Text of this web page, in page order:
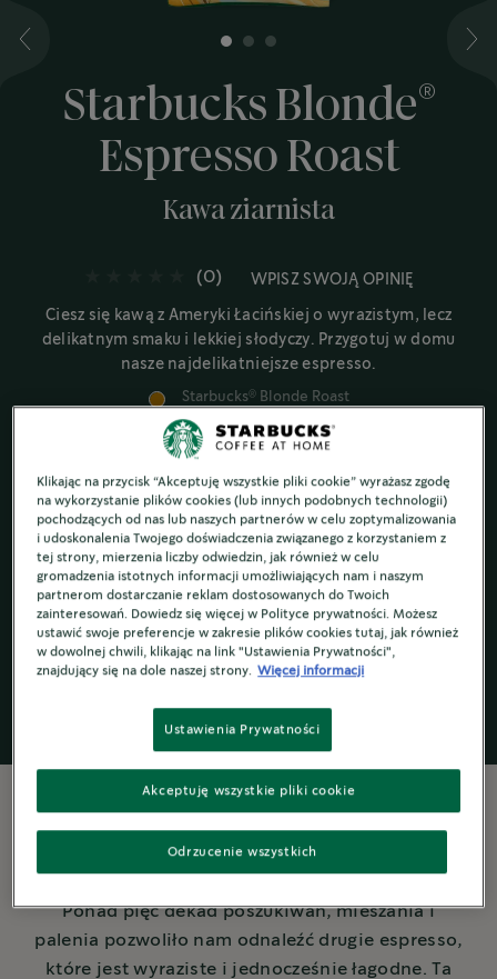
Starbucks Blonde®
Espresso Roast
Kawa ziarnista
(0) WPISZ SWOJĄ OPINIĘ
Ciesz się kawą z Ameryki Łacińskiej o wyrazistym, lecz
delikatnym smaku i lekkiej słodyczy. Przygotuj w domu
nasze najdelikatniejsze espresso.
Starbucks®Blonde Roast
Aksamitne i słodkie nuty
Kawa ziarnista Starbucks® by
Nespresso®
1 2
WIĘCEJ O KAWIE
Ponad pięć dekad poszukiwań, mieszania i
palenia pozwoliło nam odnaleźć drugie espresso,
które jest wyraziste i jednocześnie łagodne. Ta
Klikając na przycisk “Akceptuję wszystkie pliki cookie” wyrażasz zgodę
na wykorzystanie plików cookies (lub innych podobnych technologii)
pochodzących od nas lub naszych partnerów w celu zoptymalizowania
i udoskonalenia Twojego doświadczenia związanego z korzystaniem z
tej strony, mierzenia liczby odwiedzin, jak również w celu
gromadzenia istotnych informacji umożliwiających nam i naszym
partnerom dostarczanie reklam dostosowanych do Twoich
zainteresowań. Dowiedz się więcej w Polityce prywatności. Możesz
ustawić swoje preferencje w zakresie plików cookies tutaj, jak również
w dowolnej chwili, klikając na link "Ustawienia Prywatności",
znajdujący się na dole naszej strony.
Więcej informacji
Ustawienia Prywatności
Odrzucenie wszystkich
Akceptuję wszystkie pliki cookie